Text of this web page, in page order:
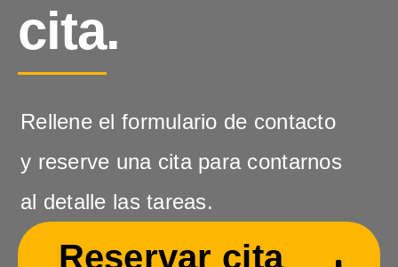
cita.
Rellene el formulario de contacto
y reserve una cita para contarnos
al detalle las tareas.
Reservar cita